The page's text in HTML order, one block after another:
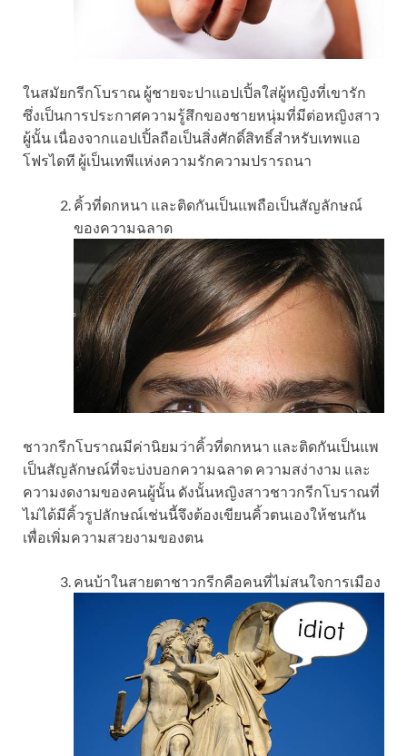
ในสมัยกรีกโบราณ ผู้ชายจะปาแอปเปิ้ลใส่ผู้หญิงที่เขารัก
ซึ่งเป็นการประกาศความรู้สึกของชายหนุ่มที่มีต่อหญิงสาว
ผู้นั้น เนื่องจากแอปเปิ้ลถือเป็นสิ่งศักดิ์สิทธิ์สำหรับเทพแอ
โฟรไดที ผู้เป็นเทพีแห่งความรักความปรารถนา
คิ้วที่ดกหนา และติดกันเป็นแพถือเป็นสัญลักษณ์
ของความฉลาด
ชาวกรีกโบราณมีค่านิยมว่าคิ้วที่ดกหนา และติดกันเป็นแพ
เป็นสัญลักษณ์ที่จะบ่งบอกความฉลาด ความสง่างาม และ
ความงดงามของคนผู้นั้น ดังนั้นหญิงสาวชาวกรีกโบราณที่
ไม่ได้มีคิ้วรูปลักษณ์เช่นนี้จึงต้องเขียนคิ้วตนเองให้ชนกัน
เพื่อเพิ่มความสวยงามของตน
คนบ้าในสายตาชาวกรีกคือคนที่ไม่สนใจการเมือง